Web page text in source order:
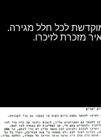
לכל חלל מגירה.
מזכרת לזיכרו.